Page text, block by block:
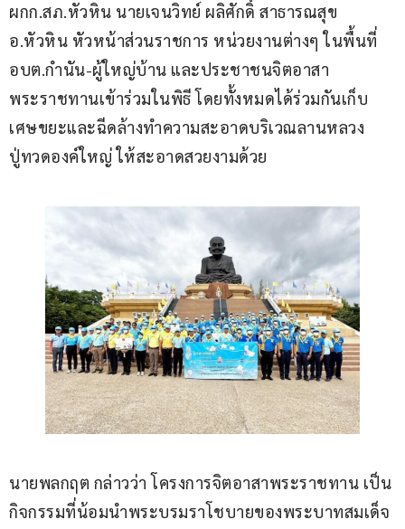
ผกก.สภ.หัวหิน นายเจนวิทย์ ผลิศักดิ์ สาธารณสุข
อ.หัวหิน หัวหน้าส่วนราชการ หน่วยงานต่างๆ ในพื้นที่
อบต.กำนัน-ผู้ใหญ่บ้าน และประชาชนจิตอาสา
พระราชทานเข้าร่วมในพิธี โดยทั้งหมดได้ร่วมกันเก็บ
เศษขยะและฉีดล้างทำความสะอาดบริเวณลานหลวง
ปู่ทวดองค์ใหญ่ ให้สะอาดสวยงามด้วย
นายพลกฤต กล่าวว่า โครงการจิตอาสาพระราชทาน เป็น
กิจกรรมที่น้อมนำพระบรมราโชบายของพระบาทสมเด็จ